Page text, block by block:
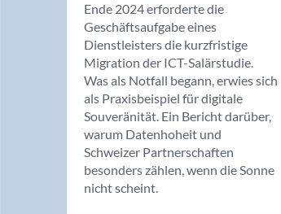
Ende 2024 erforderte die
Geschäftsaufgabe eines
Dienstleisters die kurzfristige
Migration der ICT-Salärstudie.
Was als Notfall begann, erwies sich
als Praxisbeispiel für digitale
Souveränität. Ein Bericht darüber,
warum Datenhoheit und
Schweizer Partnerschaften
besonders zählen, wenn die Sonne
nicht scheint.